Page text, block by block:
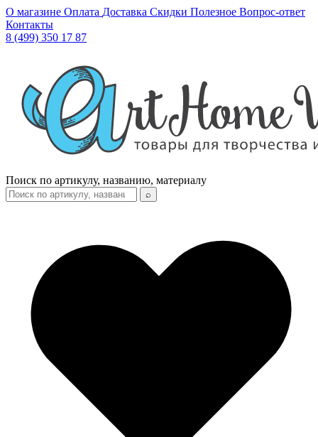
О магазине Оплата Доставка Скидки Полезное Вопрос-ответ
Контакты
8 (499) 350 17 87
Поиск по артикулу, названию, материалу
⌕